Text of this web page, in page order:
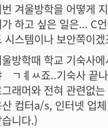
겨울방학을 어떻게
하고 싶은 일은... C
시스템이나 보안쪽이
방학때 학교 기숙사
ㄱㅖㅆ죠..기숙사 끝
래머와 전혀 관련없
컴터a/s, 인터넷 업
니다.)